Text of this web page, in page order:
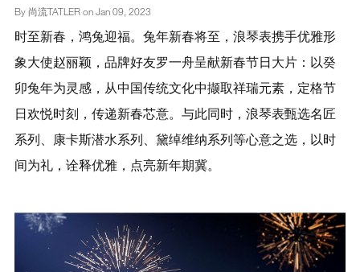
By 尚流TATLER onJan 09, 2023
时至新春，鸿兔迎福。兔年新春将至，浪琴表携手优雅形
象大使赵丽颖，品牌好友罗一舟呈献新春节日大片：以癸
卯兔年为灵感，从中国传统文化中撷取祥瑞元素，定格节
日欢悦时刻，传递新春芯意。与此同时，浪琴表甄选名匠
系列、康卡斯潜水系列、黛绰维纳系列等心意之选，以时
间为礼，诠释优雅，点亮新年期冀。